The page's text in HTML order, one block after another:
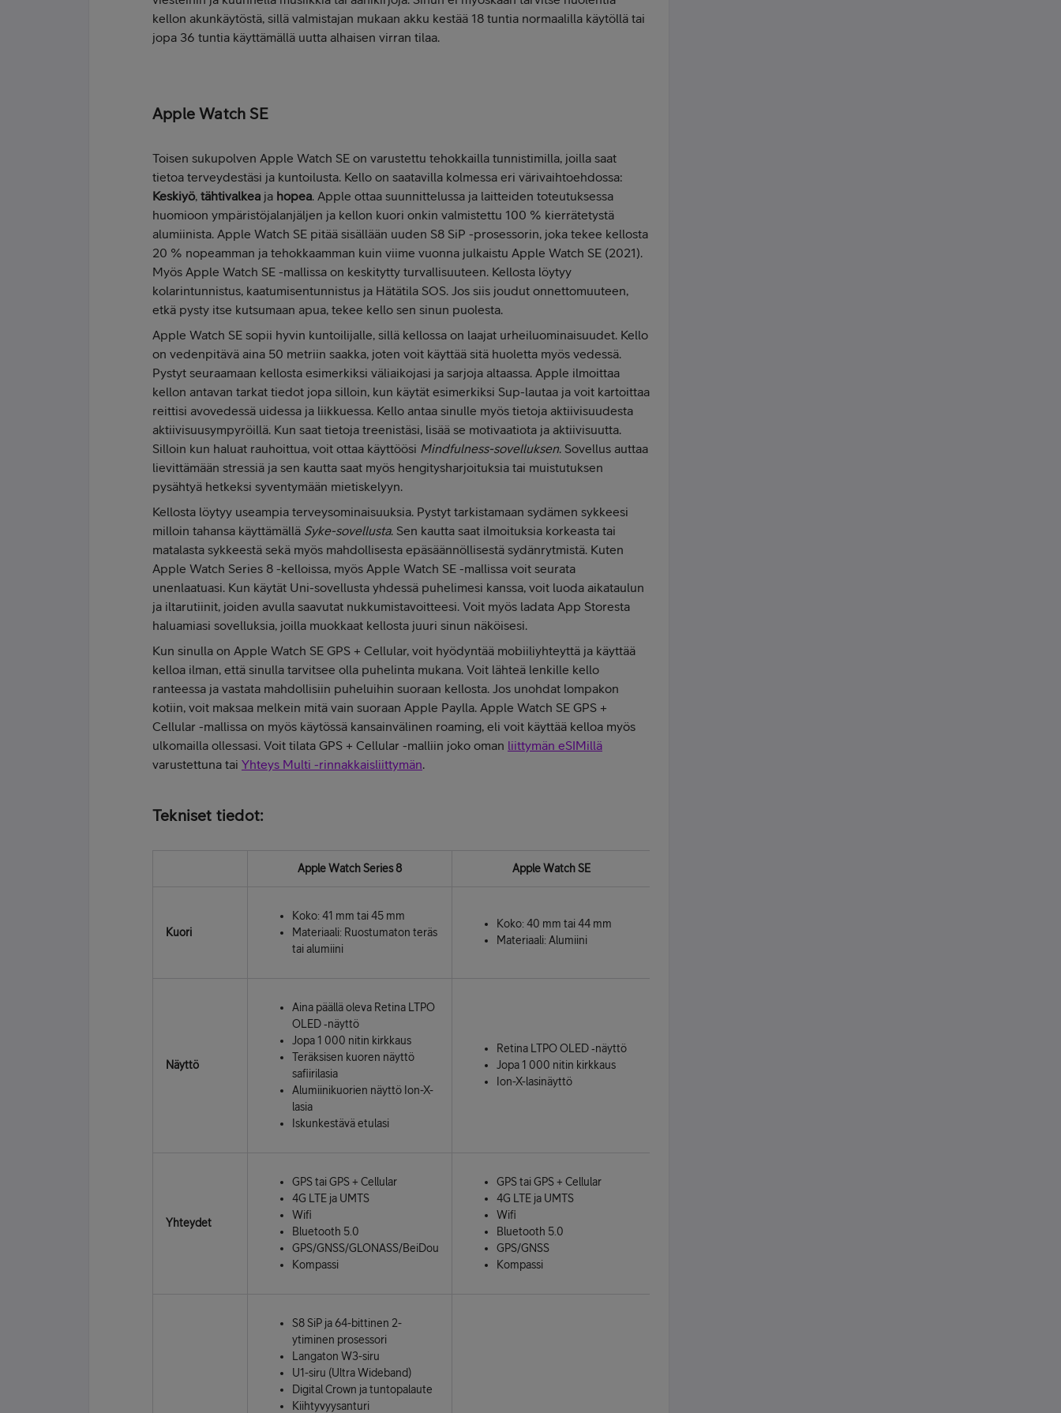
kellon akunkäytöstä, sillä valmistajan mukaan akku kestää 18 tuntia normaalilla käytöllä tai
jopa 36 tuntia käyttämällä uutta alhaisen virran tilaa.
Apple Watch SE
Toisen sukupolven Apple Watch SE on varustettu tehokkailla tunnistimilla, joilla saat
tietoa terveydestäsi ja kuntoilusta. Kello on saatavilla kolmessa eri värivaihtoehdossa:
Keskiyö, tähtivalkea ja hopea. Apple ottaa suunnittelussa ja laitteiden toteutuksessa
huomioon ympäristöjalanjäljen ja kellon kuori onkin valmistettu 100 % kierrätetystä
alumiinista. Apple Watch SE pitää sisällään uuden S8 SiP -prosessorin, joka tekee kellosta
20 % nopeamman ja tehokkaamman kuin viime vuonna julkaistu Apple Watch SE (2021).
Myös Apple Watch SE -mallissa on keskitytty turvallisuuteen. Kellosta löytyy
kolarintunnistus, kaatumisentunnistus ja Hätätila SOS. Jos siis joudut onnettomuuteen,
etkä pysty itse kutsumaan apua, tekee kello sen sinun puolesta.
Apple Watch SE sopii hyvin kuntoilijalle, sillä kellossa on laajat urheiluominaisuudet. Kello
on vedenpitävä aina 50 metriin saakka, joten voit käyttää sitä huoletta myös vedessä.
Pystyt seuraamaan kellosta esimerkiksi väliaikojasi ja sarjoja altaassa. Apple ilmoittaa
kellon antavan tarkat tiedot jopa silloin, kun käytät esimerkiksi Sup-lautaa ja voit kartoittaa
reittisi avovedessä uidessa ja liikkuessa. Kello antaa sinulle myös tietoja aktiivisuudesta
aktiivisuusympyröillä. Kun saat tietoja treenistäsi, lisää se motivaatiota ja aktiivisuutta.
Silloin kun haluat rauhoittua, voit ottaa käyttöösi Mindfulness-sovelluksen. Sovellus auttaa
lievittämään stressiä ja sen kautta saat myös hengitysharjoituksia tai muistutuksen
pysähtyä hetkeksi syventymään mietiskelyyn.
Kellosta löytyy useampia terveysominaisuuksia. Pystyt tarkistamaan sydämen sykkeesi
milloin tahansa käyttämällä Syke-sovellusta. Sen kautta saat ilmoituksia korkeasta tai
matalasta sykkeestä sekä myös mahdollisesta epäsäännöllisestä sydänrytmistä. Kuten
Apple Watch Series 8 -kelloissa, myös Apple Watch SE -mallissa voit seurata
unenlaatuasi. Kun käytät Uni-sovellusta yhdessä puhelimesi kanssa, voit luoda aikataulun
ja iltarutiinit, joiden avulla saavutat nukkumistavoitteesi. Voit myös ladata App Storesta
haluamiasi sovelluksia, joilla muokkaat kellosta juuri sinun näköisesi.
Kun sinulla on Apple Watch SE GPS + Cellular, voit hyödyntää mobiiliyhteyttä ja käyttää
kelloa ilman, että sinulla tarvitsee olla puhelinta mukana. Voit lähteä lenkille kello
ranteessa ja vastata mahdollisiin puheluihin suoraan kellosta. Jos unohdat lompakon
kotiin, voit maksaa melkein mitä vain suoraan Apple Paylla. Apple Watch SE GPS +
Cellular -mallissa on myös käytössä kansainvälinen roaming, eli voit käyttää kelloa myös
ulkomailla ollessasi. Voit tilata GPS + Cellular -malliin joko oman liittymän eSIMillä
varustettuna tai Yhteys Multi -rinnakkaisliittymän.
Tekniset tiedot:
Apple Watch Series 8 Apple Watch SE
Kuori
Koko: 41 mm tai 45 mm
Materiaali: Ruostumaton teräs
tai alumiini
Koko: 40 mm tai 44 mm
Materiaali: Alumiini
Näyttö
Aina päällä oleva Retina LTPO
OLED ‑näyttö
Jopa 1 000 nitin kirkkaus
Teräksisen kuoren näyttö
safiiri­lasia
Alumiini­kuorien näyttö Ion-X-
lasia
Iskunkestävä etulasi
Retina LTPO OLED ‑näyttö
Jopa 1 000 nitin kirkkaus
Ion-X-lasinäyttö
Yhteydet
GPS tai GPS + Cellular
4G LTE ja UMTS
Wifi
Bluetooth 5.0
GPS/GNSS/GLONASS/BeiDou
Kompassi
GPS tai GPS + Cellular
4G LTE ja UMTS
Wifi
Bluetooth 5.0
GPS/GNSS
Kompassi
S8 SiP ja 64-bittinen 2-
ytiminen prosessori
Langaton W3-siru
U1-siru (Ultra Wideband)
Digital Crown ja tunto­palaute
Kiihtyvyys­­­anturi